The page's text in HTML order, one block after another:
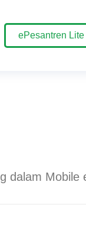
ePesantren Lite
dalam Mobile